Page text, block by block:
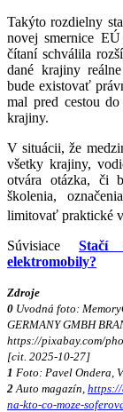
Takýto rozdielny
novej smernice
čítaní schválila
dané krajiny
bude existovať
mal pred cestou
krajiny.
V situácii, že
všetky krajiny,
otvára otázka, či
školenia,
limitovať praktické
SúvisiaceStačí
elektromobily?
Zdroje
0 Uvodná foto:
GERMANY GMBH
https://pixabay.com/
[cit. 2025-10-27]
1 Foto: Pavel Ondera,
2 Auto magazín,
na-kto-co-moze-